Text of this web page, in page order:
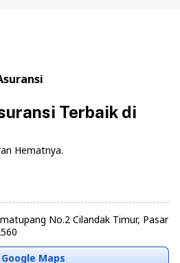
Terbaik di
Hematnya.
No.2 Cilandak Timur, Pasar
Google Maps